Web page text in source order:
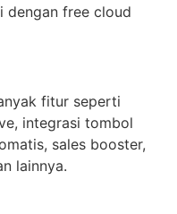
dengan free cloud
fitur seperti
integrasi tombol
sales booster,
lainnya.